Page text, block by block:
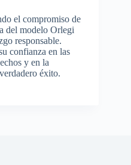
el compromiso de
del modelo Orlegi
responsable.
confianza en las
y en la
éxito.